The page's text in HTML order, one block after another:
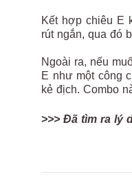
Kết hợp chiêu E
rút ngắn, qua đó
Ngoài ra, nếu
E như một công
kẻ địch. Combo
>>> Đã tìm ra lý